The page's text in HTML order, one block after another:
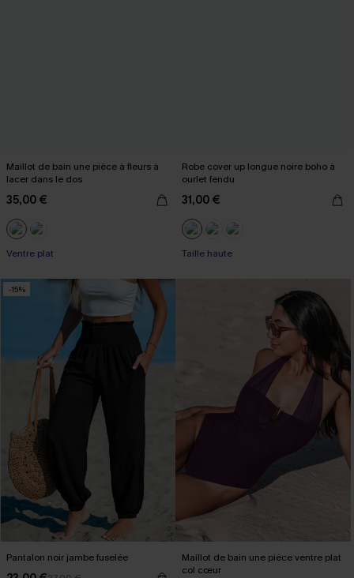
Maillot de bain une pièce à fleurs à
lacer dans le dos
35,00 €
Ventre plat
Robe cover up longue noire boho à
ourlet fendu
31,00 €
Taille haute
-15%
Pantalon noir jambe fuselée
Maillot de bain une pièce ventre plat
col cœur